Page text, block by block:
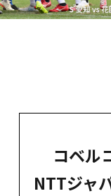
コベル
NTTジャ